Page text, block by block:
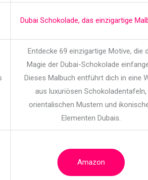
Dubai Schokolade, das einzigartige
Entdecke 69 einzigartige Motive, die
Magie der Dubai-Schokolade
Dieses Malbuch entführt dich in eine
aus luxuriösen Schokoladentafeln,
orientalischen Mustern und
Elementen Dubais.
Amazon